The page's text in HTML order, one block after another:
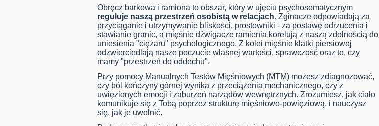
Obręcz barkowa i ramiona to obszar, który w ujęciu psychosomatycznym
reguluje naszą przestrzeń osobistą w relacjach. Zginacze odpowiadają za
przyciąganie i utrzymywanie bliskości, prostowniki - za postawę odrzucenia i
stawianie granic, a mięśnie dźwigacze ramienia korelują z naszą zdolnością do
uniesienia "ciężaru" psychologicznego. Z kolei mięśnie klatki piersiowej
odzwierciedlają nasze poczucie własnej wartości, sprawczość oraz to, czy
mamy "przestrzeń do oddechu".
Przy pomocy Manualnych Testów Mięśniowych (MTM) możesz zdiagnozować,
czy ból kończyny górnej wynika z przeciążenia mechanicznego, czy z
uwięzionych emocji i zaburzeń narządów wewnętrznych. Zrozumiesz, jak ciało
komunikuje się z Tobą poprzez strukturę mięśniowo-powięziową, i nauczysz
się, jak je uwolnić.